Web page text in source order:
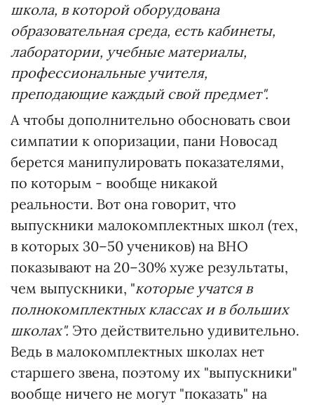
школа, в которой оборудована
образовательная среда, есть кабинеты,
лаборатории, учебные материалы,
профессиональные учителя,
преподающие каждый свой предмет".
А чтобы дополнительно обосновать свои
симпатии к опоризации, пани Новосад
берется манипулировать показателями,
по которым - вообще никакой
реальности. Вот она говорит, что
выпускники малокомплектных школ (тех,
в которых 30–50 учеников) на ВНО
показывают на 20–30% хуже результаты,
чем выпускники, "которые учатся в
полнокомплектных классах и в больших
школах". Это действительно удивительно.
Ведь в малокомплектных школах нет
старшего звена, поэтому их "выпускники"
вообще ничего не могут "показать" на